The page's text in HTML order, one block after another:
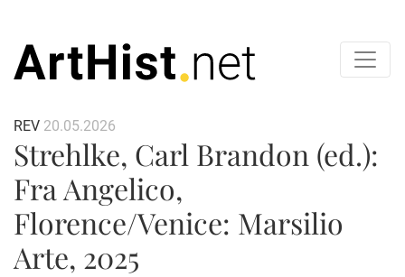
REV 20.05.2026
Strehlke, Carl Brandon (ed.):
Fra Angelico,
Florence/Venice: Marsilio
Arte, 2025